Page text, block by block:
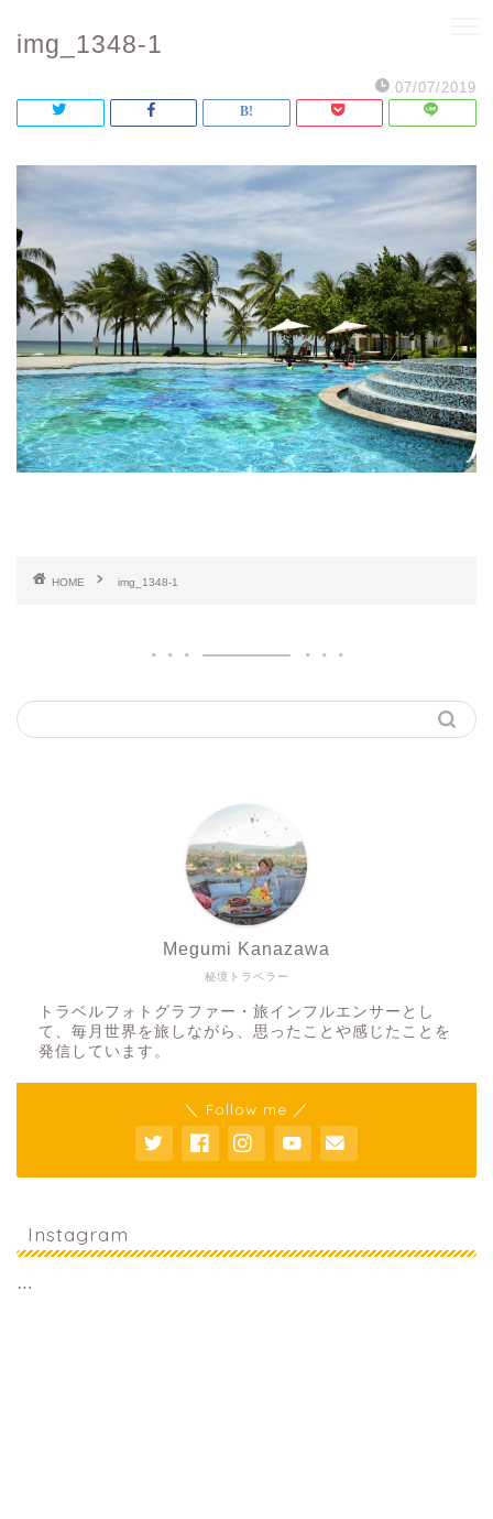
img_1348-1
07/07/2019
HOME img_1348-1
秘境トラベラー
Megumi Kanazawa
トラベルフォトグラファー・旅インフルエンサーとし
て、毎月世界を旅しながら、思ったことや感じたことを
発信しています。
＼ Follow me ／
Instagram
…